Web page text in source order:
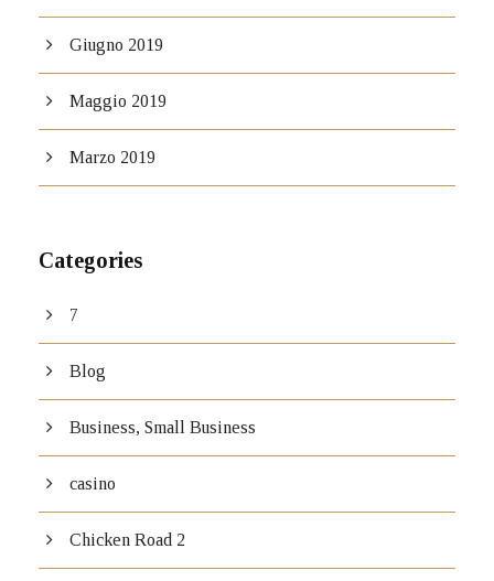
Giugno 2019
Maggio 2019
Marzo 2019
Categories
7
Blog
Business, Small Business
casino
Chicken Road 2